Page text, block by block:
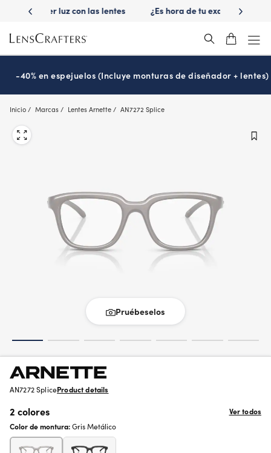
main
content
lentes
¿Es hora de tu examen de la vista?
Disfruta -
-40% en espejuelos (Incluye monturas de diseñador + lentes)
Inicio Marcas Lentes Arnette AN7272 Splice
Pruébeselos
AN7272 SpliceProduct details
2 colores
Ver todos
Color de montura:Gris Metálico